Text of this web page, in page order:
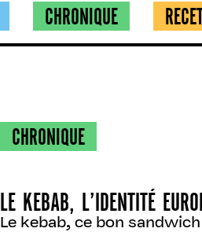
CHRONIQUE
CHRONIQUE
LE KEBAB, L’IDENTITÉ
Le kebab, ce bon